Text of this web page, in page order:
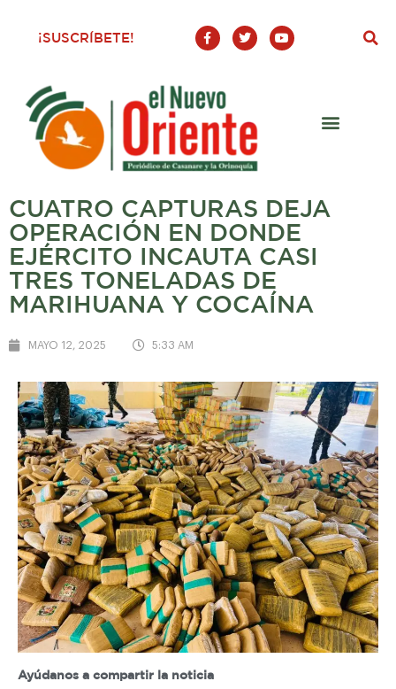
¡SUSCRÍBETE!
F
a
c
o
o
-
T
w
i
Y
o
u
CUATRO CAPTURAS DEJA
OPERACIÓN EN DONDE
EJÉRCITO INCAUTA CASI
TRES TONELADAS DE
MARIHUANA Y COCAÍNA
MAYO 12, 2025 5:33 AM
Ayúdanos a compartir la noticia